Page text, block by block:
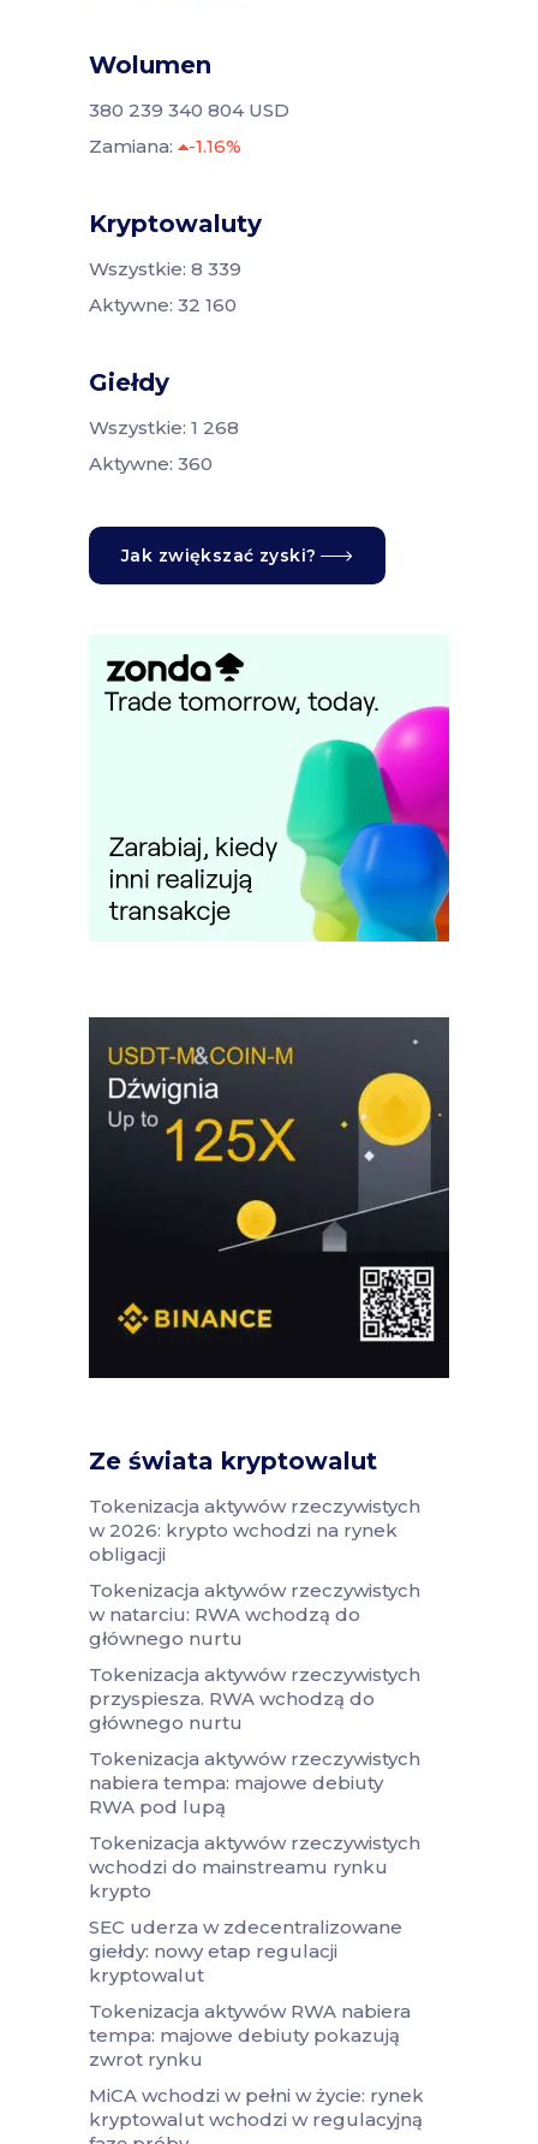
Wolumen
380 239 340 804 USD
Zamiana:
-1.16%
Kryptowaluty
Wszystkie: 8 339
Aktywne: 32 160
Giełdy
Wszystkie: 1 268
Aktywne: 360
Jak zwiększać zyski?
Ze świata kryptowalut
Tokenizacja aktywów rzeczywistych
w 2026: krypto wchodzi na rynek
obligacji
Tokenizacja aktywów rzeczywistych
w natarciu: RWA wchodzą do
głównego nurtu
Tokenizacja aktywów rzeczywistych
przyspiesza. RWA wchodzą do
głównego nurtu
Tokenizacja aktywów rzeczywistych
nabiera tempa: majowe debiuty
RWA pod lupą
Tokenizacja aktywów rzeczywistych
wchodzi do mainstreamu rynku
krypto
SEC uderza w zdecentralizowane
giełdy: nowy etap regulacji
kryptowalut
Tokenizacja aktywów RWA nabiera
tempa: majowe debiuty pokazują
zwrot rynku
MiCA wchodzi w pełni w życie: rynek
kryptowalut wchodzi w regulacyjną